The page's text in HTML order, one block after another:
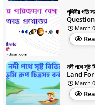
পৃথিবীর
March
নদী পথে
Land
March